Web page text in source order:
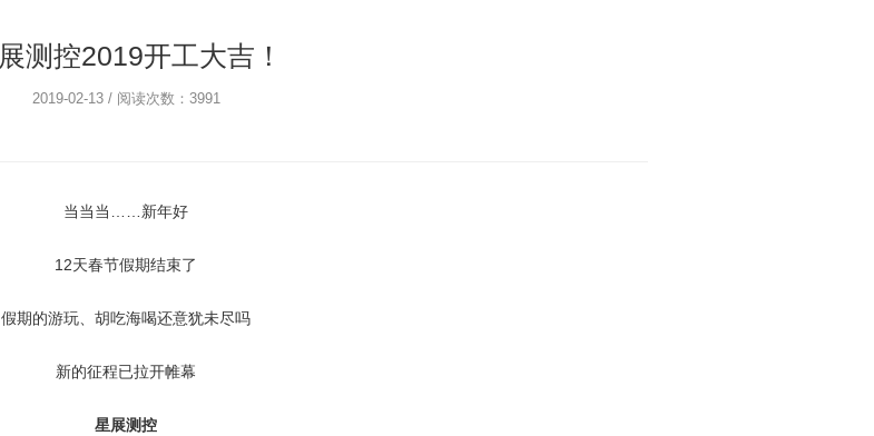
星展测控2019开工大吉！
2019-02-13 / 阅读次数：3991
当当当……新年好
12天春节假期结束了
假期的游玩、胡吃海喝还意犹未尽吗
新的征程已拉开帷幕
星展测控